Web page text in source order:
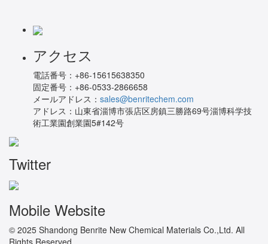
アクセス
電話番号： +86-15615638350
固定番号： +86-0533-2866658
メールアドレス： sales@benritechem.com
アドレス： 山東省淄博市張店区房鎮三勝路69号淄博科学技
術工業園創業園5#142号
Twitter
Mobile Website
© 2025 Shandong Benrite New Chemical Materials Co.,Ltd. All
Rights Reserved.